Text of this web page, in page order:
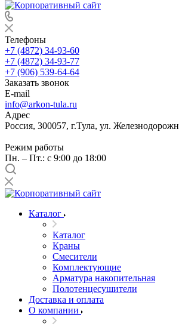
Телефоны
+7 (4872) 34-93-60
+7 (4872) 34-93-77
+7 (906) 539-64-64
Заказать звонок
E-mail
info@arkon-tula.ru
Адрес
Россия, 300057, г.Тула, ул.
Режим работы
Пн. – Пт.: с 9:00 до 18:00
Каталог
Каталог
Краны
Смесители
Комплектующие
Арматура накопительная
Полотенцесушители
Доставка и оплата
О компании